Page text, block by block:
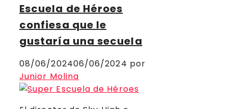
Escuela de Héroes
confiesa que le
gustaría una secuela
08/06/202406/06/2024 por
Junior Molina